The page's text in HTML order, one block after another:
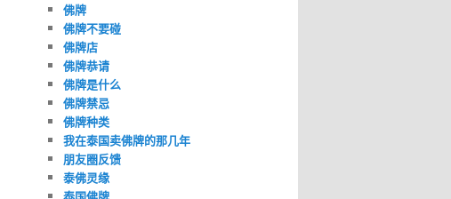
佛牌
佛牌不要碰
佛牌店
佛牌恭请
佛牌是什么
佛牌禁忌
佛牌种类
我在泰国卖佛牌的那几年
朋友圈反馈
泰佛灵缘